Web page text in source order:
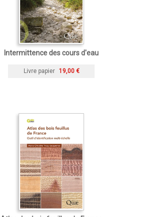
Intermittence des cours d'eau
Livre papier 19,00 €